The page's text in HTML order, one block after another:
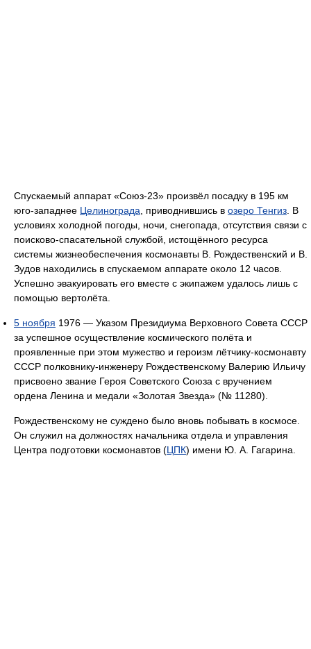
Спускаемый аппарат «Союз-23» произвёл посадку в 195 км
юго-западнее Целинограда , приводнившись в озеро Тенгиз . В
условиях холодной погоды, ночи, снегопада, отсутствия связи с
поисково-спасательной службой, истощённого ресурса
системы жизнеобеспечения космонавты В. Рождественский и В.
Зудов находились в спускаемом аппарате около 12 часов.
Успешно эвакуировать его вместе с экипажем удалось лишь с
помощью вертолёта.
5 ноября 1976 — Указом Президиума Верховного Совета СССР
за успешное осуществление космического полёта и
проявленные при этом мужество и героизм лётчику-космонавту
СССР полковнику-инженеру Рождественскому Валерию Ильичу
присвоено звание Героя Советского Союза с вручением
ордена Ленина и медали «Золотая Звезда» (№ 11280).
Рождественскому не суждено было вновь побывать в космосе.
Он служил на должностях начальника отдела и управления
Центра подготовки космонавтов (ЦПК) имени Ю. А. Гагарина.